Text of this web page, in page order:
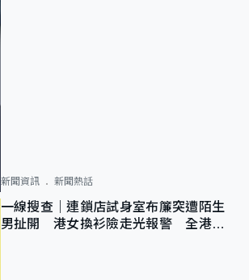
新聞資訊 新聞熱話
一線搜查｜連鎖店試身室布簾突遭陌生
男扯開 港女換衫險走光報警 全港分